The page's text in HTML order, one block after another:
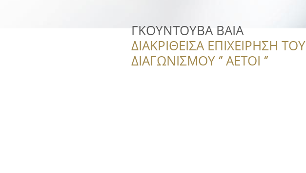
ΓΚΟΥΝΤΟΥΒΑ ΒΑΙΑ
ΔΙΑΚΡΙΘΕΙΣΑ ΕΠΙΧΕΙΡΗΣΗ ΤΟΥ
ΔΙΑΓΩΝΙΣΜΟΥ ‘’ ΑΕΤΟΙ ‘’